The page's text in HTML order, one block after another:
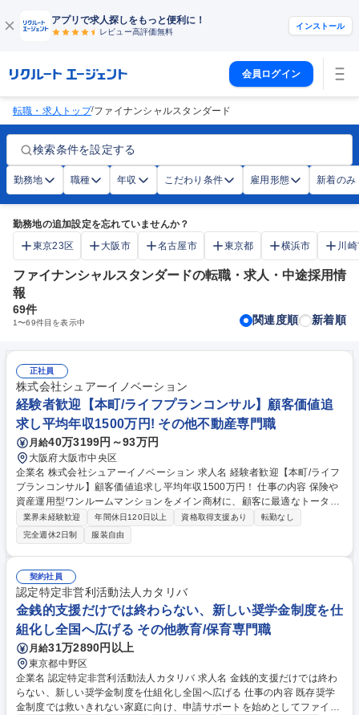
アプリで求人探しをもっと便利に！
レビュー高評価無料
インストール
会員ログイン
転職・求人トップ/ファイナンシャルスタンダード
検索条件を設定する
勤務地 職種 年収 こだわり条件 雇用形態 新着のみ
勤務地の追加設定を忘れていませんか？
東京23区
大阪市 名古屋市 東京都 横浜市 川
ファイナンシャルスタンダードの転職・求人・中途採用情
報
69件
1〜69件目を表示中 関連度順 新着順
正社員
株式会社シュアーイノベーション
経験者歓迎【本町/ライフプランコンサル】顧客価値追
求し平均年収1500万円! その他不動産専門職
月給40万3199円～93万円
大阪府大阪市中央区
企業名 株式会社シュアーイノベーション 求人名 経験者歓迎【本町/ライフ
プランコンサル】顧客価値追求し平均年収1500万円！ 仕事の内容 保険や
資産運用型ワンルームマンションをメイン商材に、顧客に最適なトータル
ライフプランニングをお任せします。月間100万PVの自社メディア等によ
る完全インバウンド集客の為、飛び込み営業は発生しません。 ■入社後3
ヶ月～半年程はインサイドセールスとして経験を積んでいただきます。具
体的には、Web広告等から興味を持たれたお客様に対しコンタクトを取
り、プランナーとの商談を設定する業務を通じて、当社のビジネスモデル
や商品知識を習得いただきます。 ■研修期間後はファイナンシャルプラン
ナーとしてデビューし、お客様の生涯設計プランに則した提案～クロージ
ングまでを担っていただきます。 ※変更の範囲：当社業務全般 募集職種
経験者歓迎【本町/ライフプランコンサル】顧客価値追求し平均年収1500
万円！
業界未経験歓迎 年間休日120日以上 資格取得支援あり
転勤なし
完全週休2日制
服装自由
契約社員
認定特定非営利活動法人カタリバ
金銭的支援だけでは終わらない、新しい奨学金制度を仕
組化し全国へ広げる その他教育/保育専門職
月給31万2890円以上
東京都中野区
企業名 認定特定非営利活動法人カタリバ 求人名 金銭的支援だけでは終わ
らない、新しい奨学金制度を仕組化し全国へ広げる 仕事の内容 既存奨学
金制度では救いきれない家庭に向け、申請サポートを始めとしてファイナ